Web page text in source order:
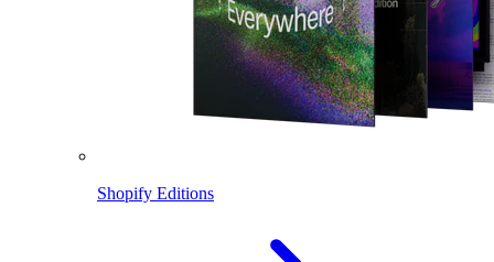
Shopify Editions